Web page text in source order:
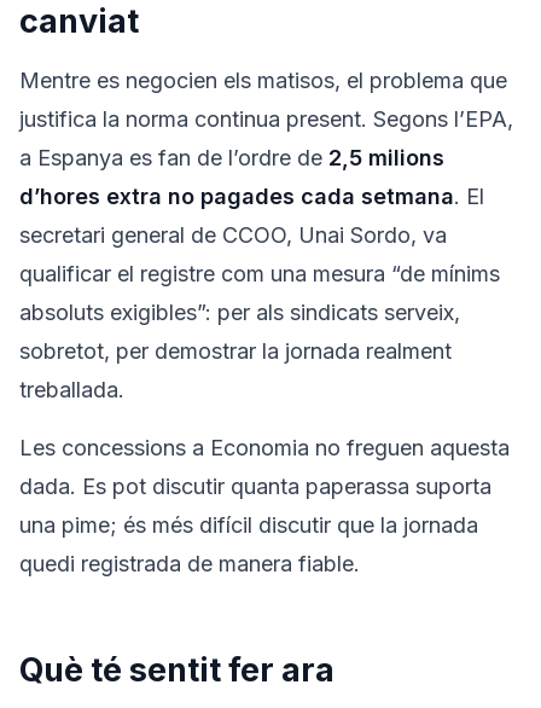
canviat
Mentre es negocien els matisos, el problema que
justifica la norma continua present. Segons l’EPA,
a Espanya es fan de l’ordre de 2,5 milions
d’hores extra no pagades cada setmana. El
secretari general de CCOO, Unai Sordo, va
qualificar el registre com una mesura “de mínims
absoluts exigibles”: per als sindicats serveix,
sobretot, per demostrar la jornada realment
treballada.
Les concessions a Economia no freguen aquesta
dada. Es pot discutir quanta paperassa suporta
una pime; és més difícil discutir que la jornada
quedi registrada de manera fiable.
Què té sentit fer ara